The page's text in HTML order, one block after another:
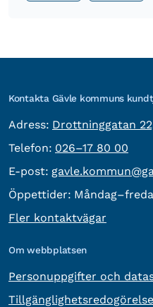
Kontakta Gävle kommuns
Adress: besöksadress:
Drottninggatan
Telefon: Telefon:
026–17 80 00
E-post: E-post:
Öppettider:
Fler kontaktvägar
Om webbplatsen
Personuppgifter och
Tillgänglighetsredogörelse